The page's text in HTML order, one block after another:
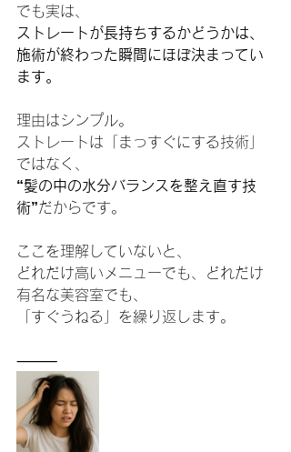
でも実は、
ストレートが長持ちするかどうかは、
施術が終わった瞬間にほぼ決まってい
ます。
理由はシンプル。
ストレートは「まっすぐにする技術」
ではなく、
“髪の中の水分バランスを整え直す技
術”だからです。
ここを理解していないと、
どれだけ高いメニューでも、どれだけ
有名な美容室でも、
「すぐうねる」を繰り返します。
⸻